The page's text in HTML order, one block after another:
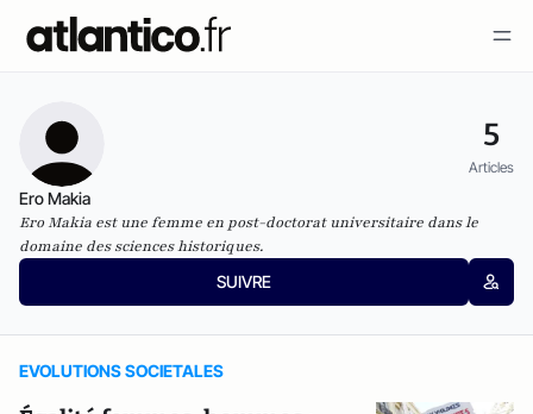
5
Articles
Ero Makia
Ero Makia est une femme en post-doctorat universitaire dans le
domaine des sciences historiques.
SUIVRE
EVOLUTIONS SOCIETALES